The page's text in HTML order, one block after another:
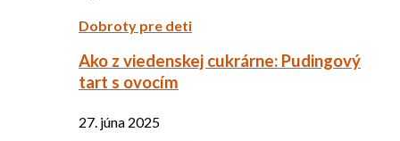
Dobroty pre deti
Ako z viedenskej cukrárne: Pudingový
tart s ovocím
27. júna 2025